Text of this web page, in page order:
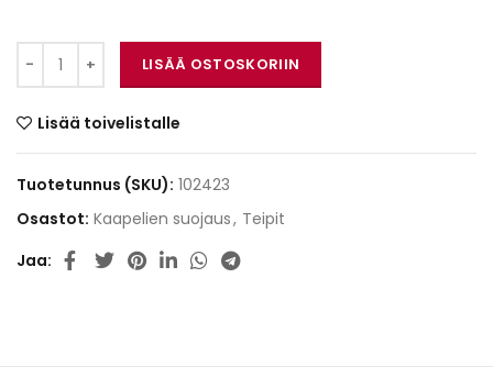
HPX kaapelin suojateippi määrä
LISÄÄ OSTOSKORIIN
Lisää toivelistalle
Tuotetunnus (SKU): 102423
Osastot: Kaapelien suojaus, Teipit
Jaa